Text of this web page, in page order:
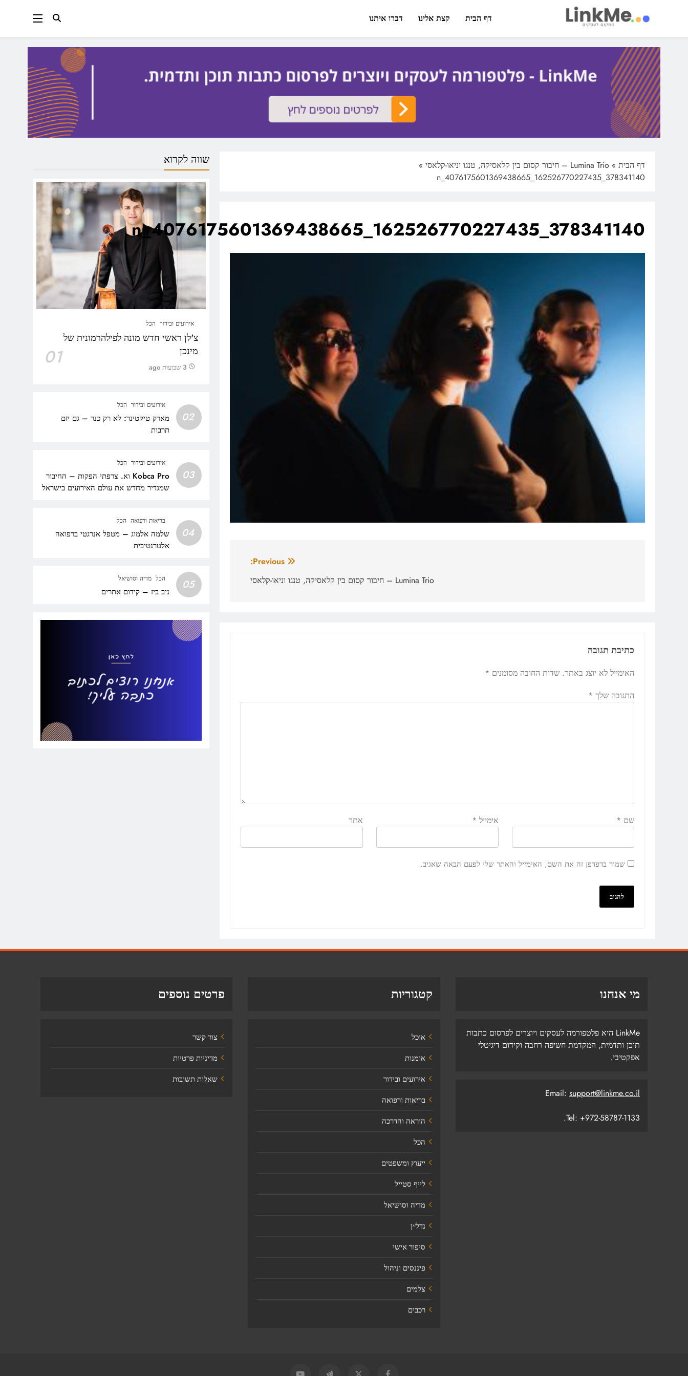
linkme.co.il
פלטפורמה מקצועית לפרסום כתבות תוכן ותדמית
דף הבית קצת אלינו דברו איתנו
דף הבית » Lumina Trio – חיבור קסום בין קלאסיקה, טנגו וניאו-קלאסי
»
378341140_162526770227435_4076175601369438665_n
378341140_162526770227435_4076175601369438665_n
Previous:
Lumina Trio – חיבור קסום בין קלאסיקה, טנגו וניאו-קלאסי
כתיבת תגובה
האימייל לא יוצג באתר. שדות החובה מסומנים *
התגובה שלך *
שם * אימייל * אתר
שמור בדפדפן זה את השם, האימייל והאתר שלי לפעם הבאה שאגיב.
שווה לקרוא
אירועים ובידור הכל
צ'לן ראשי חדש מונה לפילהרמונית של
מינכן
01 3 שבועות ago
02
אירועים ובידור הכל
מארק טיקטינר: לא רק כנר – גם יזם
תרבות
03
אירועים ובידור הכל
Kobca Pro וא. צרפתי הפקות – החיבור
שמגדיר מחדש את עולם האירועים בישראל
04
בריאות ורפואה הכל
שלמה אלמוג – מטפל אנרגטי ברפואה
אלטרנטיבית
05 הכל מדיה וסושיאל
ניב ביז – קידום אתרים
מי אנחנו
LinkMe היא פלטפורמה לעסקים ויוצרים לפרסום כתבות
תוכן ותדמית, המקדמת חשיפה רחבה וקידום דיגיטלי
אפקטיבי.
Email: support@linkme.co.il
Tel: +972-58787-1133.
קטגוריות
אוכל
אומנות
אירועים ובידור
בריאות ורפואה
הוראה והדרכה
הכל
ייעוץ ומשפטים
לייף סטייל
מדיה וסושיאל
נדל׳׳ן
סיפור אישי
פיננסים וניהול
צלמים
רכבים
פרטים נוספים
צור קשר
מדיניות פרטיות
שאלות תשובות